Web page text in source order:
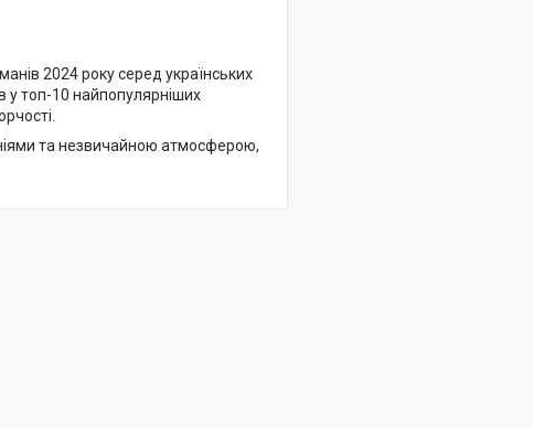
2024 року серед українських
у топ-10 найпопулярніших
та незвичайною атмосферою,